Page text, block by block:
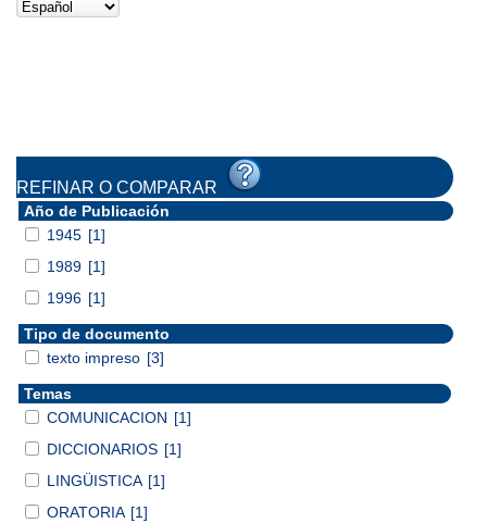
REFINAR O COMPARAR
Año de Publicación
1945 [1]
1989 [1]
1996 [1]
Tipo de documento
texto impreso [3]
Temas
COMUNICACION [1]
DICCIONARIOS [1]
LINGÜISTICA [1]
ORATORIA [1]